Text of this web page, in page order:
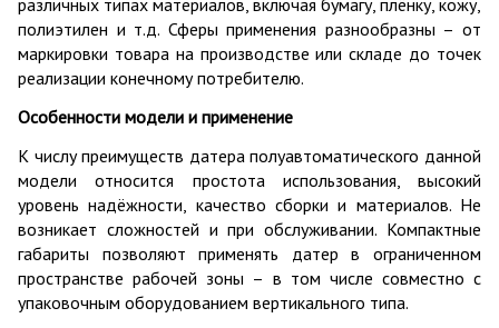
полиэтилен и т.д. Сферы применения разнообразны – от
маркировки товара на производстве или складе до точек
реализации конечному потребителю.
Особенности модели и применение
К числу преимуществ датера полуавтоматического данной
модели относится простота использования, высокий
уровень надёжности, качество сборки и материалов. Не
возникает сложностей и при обслуживании. Компактные
габариты позволяют применять датер в ограниченном
пространстве рабочей зоны – в том числе совместно с
упаковочным оборудованием вертикального типа.